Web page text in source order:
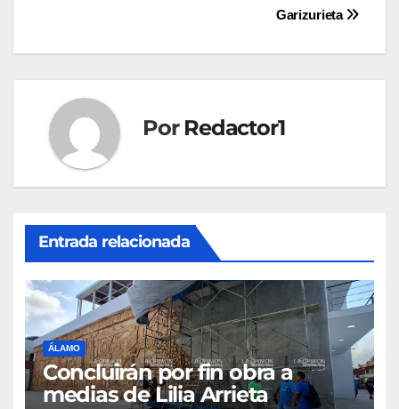
entradas
Garizurieta
Por Redactor1
Entrada relacionada
ÁLAMO
Concluirán por fin obra a
medias de Lilia Arrieta